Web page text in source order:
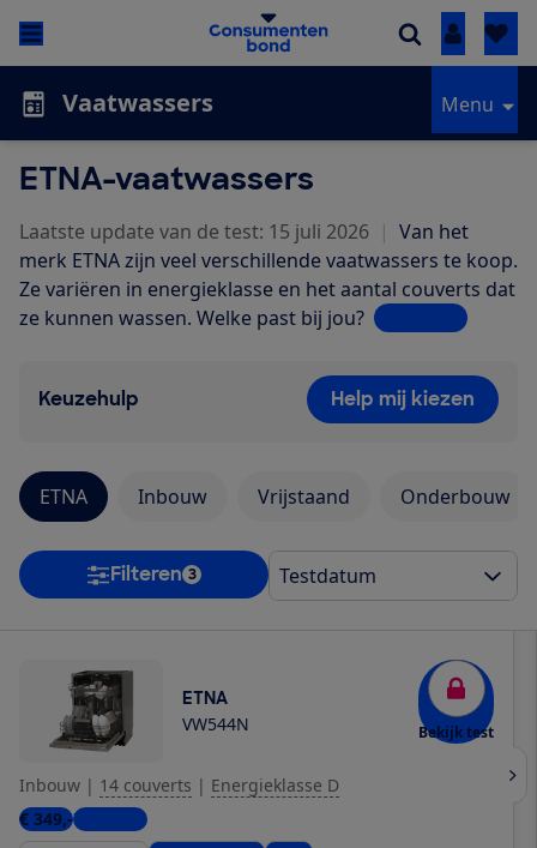
Inloggen
Vaatwassers Menu
ETNA-vaatwassers
Laatste update van de test: 15 juli 2026 | Van het
merk ETNA zijn veel verschillende vaatwassers te koop.
Ze variëren in energieklasse en het aantal couverts dat
ze kunnen wassen. Welke past bij jou? Lees meer
Keuzehulp Help mij kiezen
ETNA Inbouw Vrijstaand Onderbouw
Filteren 3
ETNA
VW544N Bekijk test
Inbouw | 14 couverts | Energieklasse D
€ 349,-7 winkels